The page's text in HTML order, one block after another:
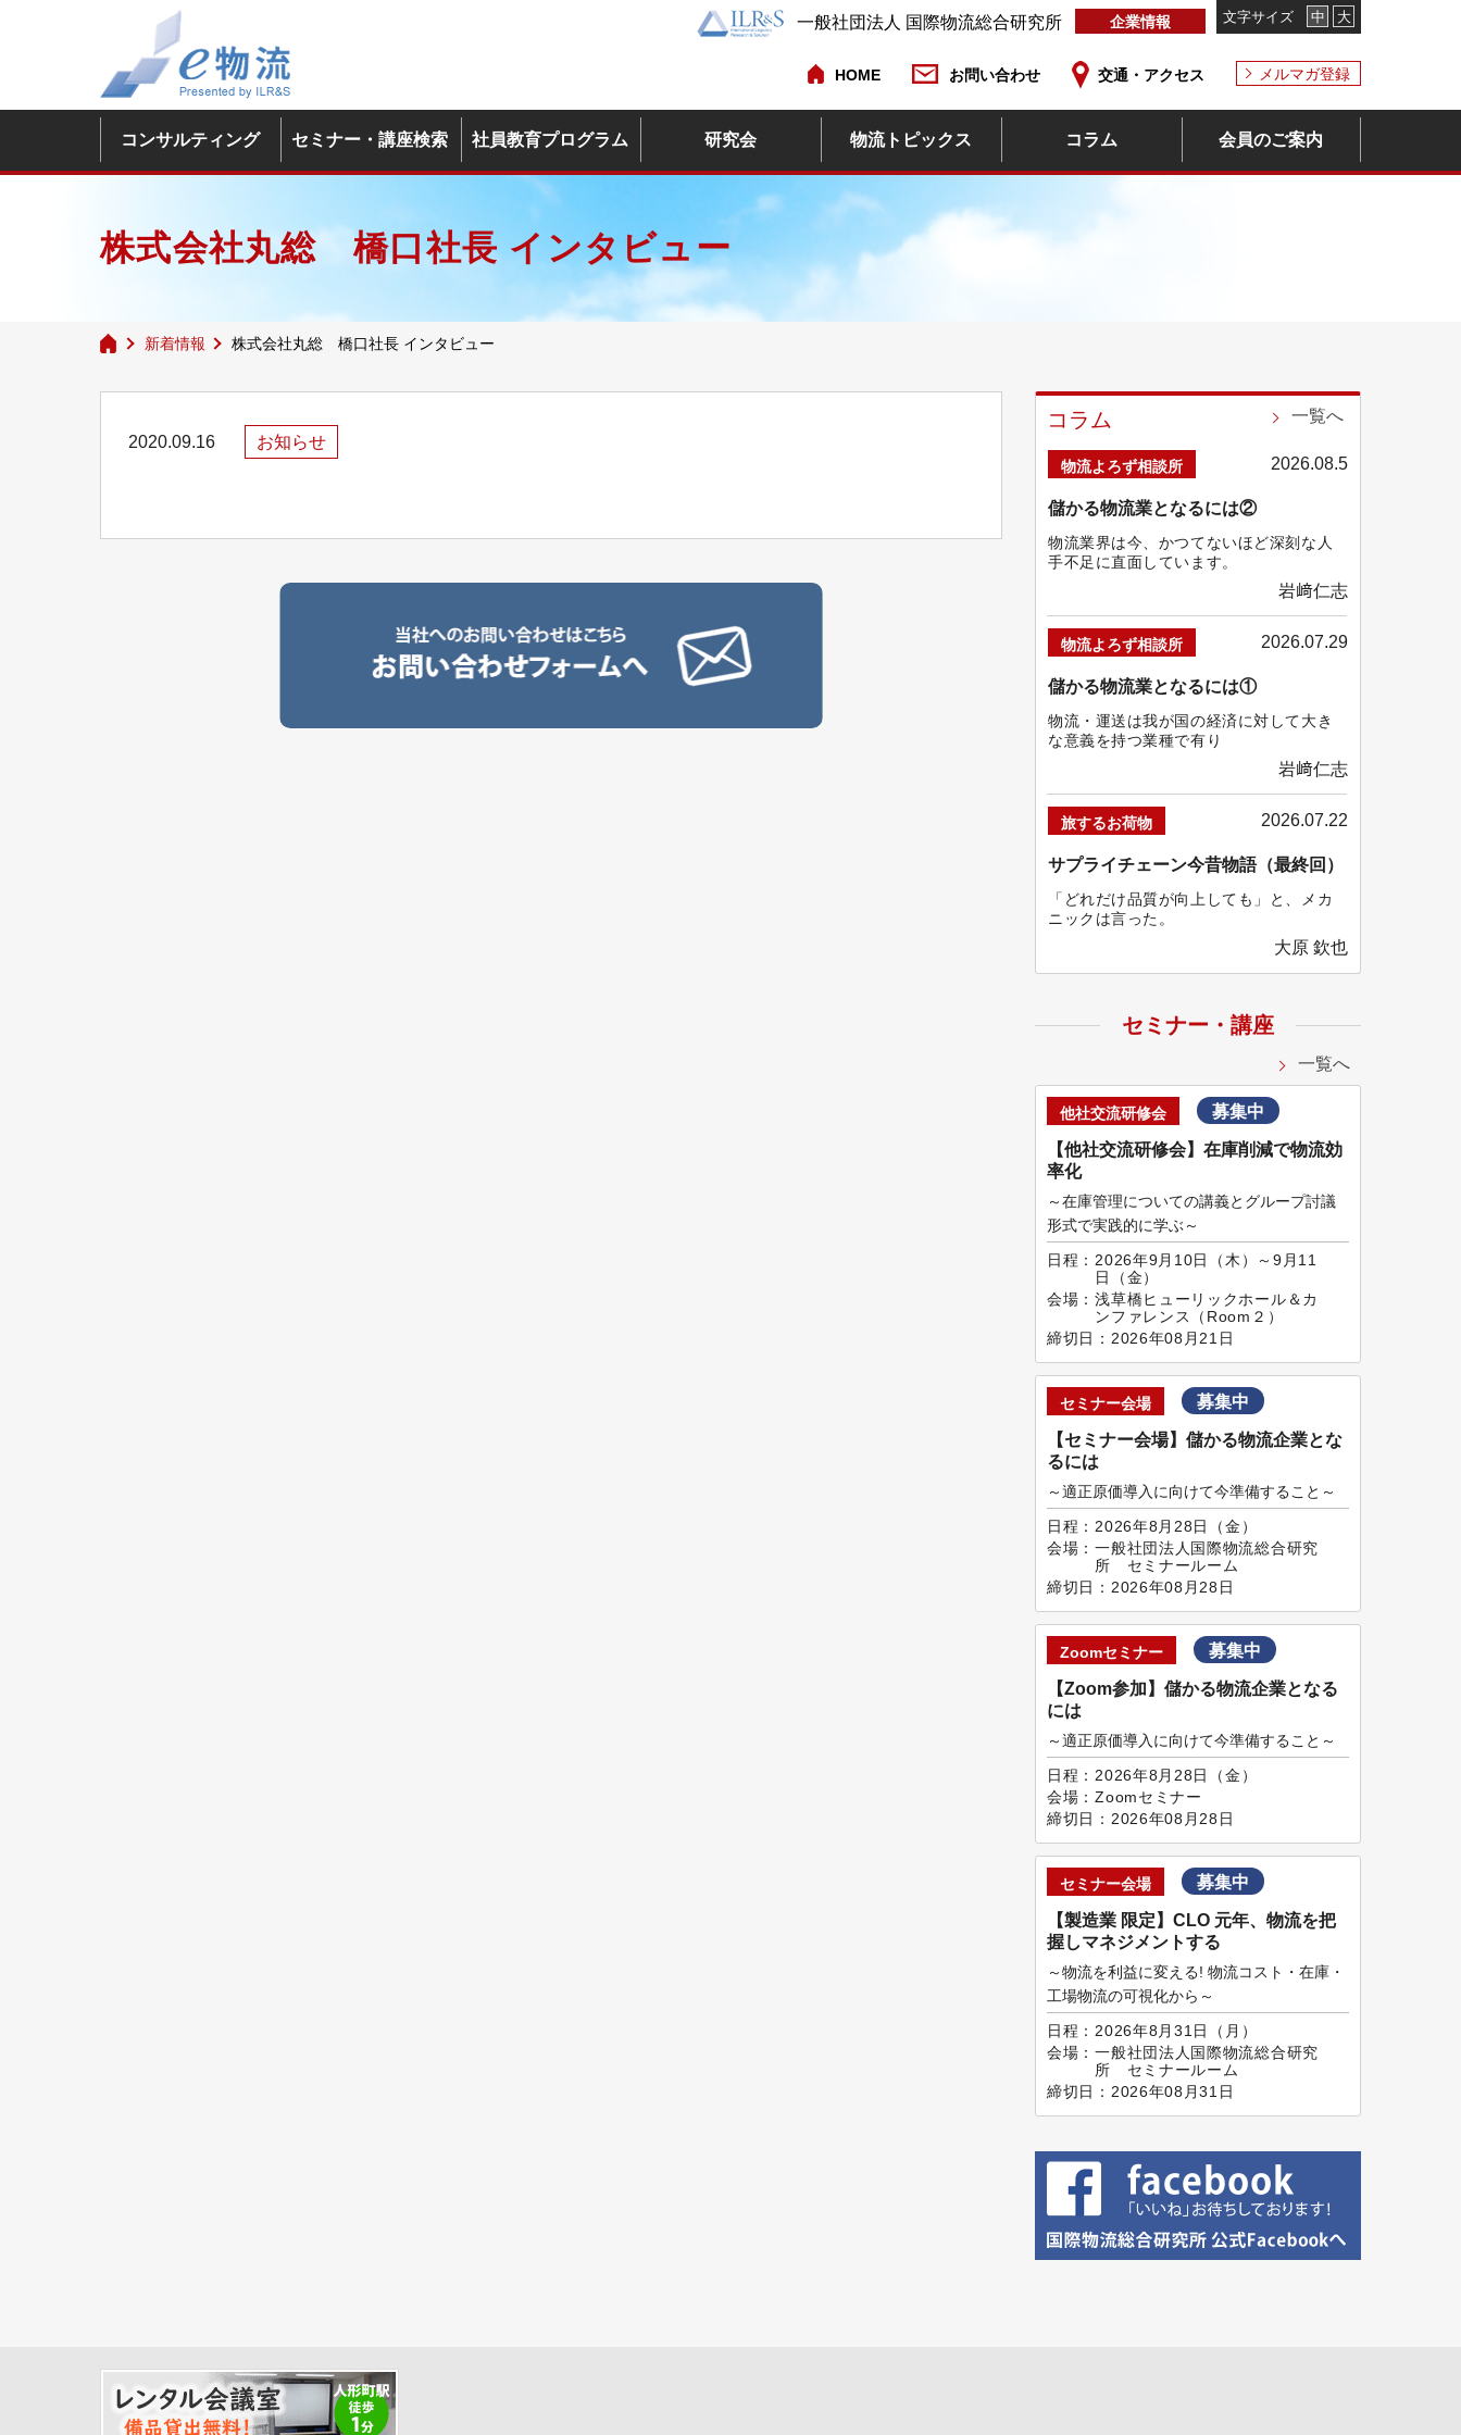
一般社団法人 国際物流総合研究所 企業情報 文字サイズ 中 大
HOME お問い合わせ 交通・アクセス メルマガ登録
コンサルティング セミナー・講座検索 社員教育プログラム 研究会 物流トピックス コラム 会員のご案内
株式会社丸総 橋口社長 インタビュー
新着情報 株式会社丸総 橋口社長 インタビュー
2020.09.16 お知らせ
コラム
物流よろず相談所 2026.08.5
儲かる物流業となるには②
物流業界は今、かつてないほど深刻な人
手不足に直面しています。
岩﨑仁志
物流よろず相談所 2026.07.29
儲かる物流業となるには①
物流・運送は我が国の経済に対して大き
な意義を持つ業種で有り
岩﨑仁志
旅するお荷物 2026.07.22
サプライチェーン今昔物語（最終回）
「どれだけ品質が向上しても」と、メカ
ニックは言った。
大原 欽也
一覧へ
セミナー・講座
一覧へ
他社交流研修会 募集中
【他社交流研修会】在庫削減で物流効
率化
～在庫管理についての講義とグループ討議
形式で実践的に学ぶ～
日程： 2026年9月10日（木）～9月11
日（金）
会場：浅草橋ヒューリックホール＆カ
ンファレンス（Room２）
締切日： 2026年08月21日
セミナー会場 募集中
【セミナー会場】儲かる物流企業とな
るには
～適正原価導入に向けて今準備すること～
日程： 2026年8月28日（金）
会場：一般社団法人国際物流総合研究
所 セミナールーム
締切日： 2026年08月28日
Zoomセミナー 募集中
【Zoom参加】儲かる物流企業となる
には
～適正原価導入に向けて今準備すること～
日程： 2026年8月28日（金）
会場：Zoomセミナー
締切日： 2026年08月28日
セミナー会場 募集中
【製造業 限定】CLO 元年、物流を把
握しマネジメントする
～物流を利益に変える! 物流コスト・在庫・
工場物流の可視化から～
日程： 2026年8月31日（月）
会場：一般社団法人国際物流総合研究
所 セミナールーム
締切日： 2026年08月31日